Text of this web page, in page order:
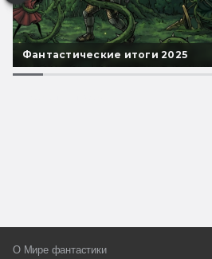
Фантастические итоги 2025
О Мире фантастики